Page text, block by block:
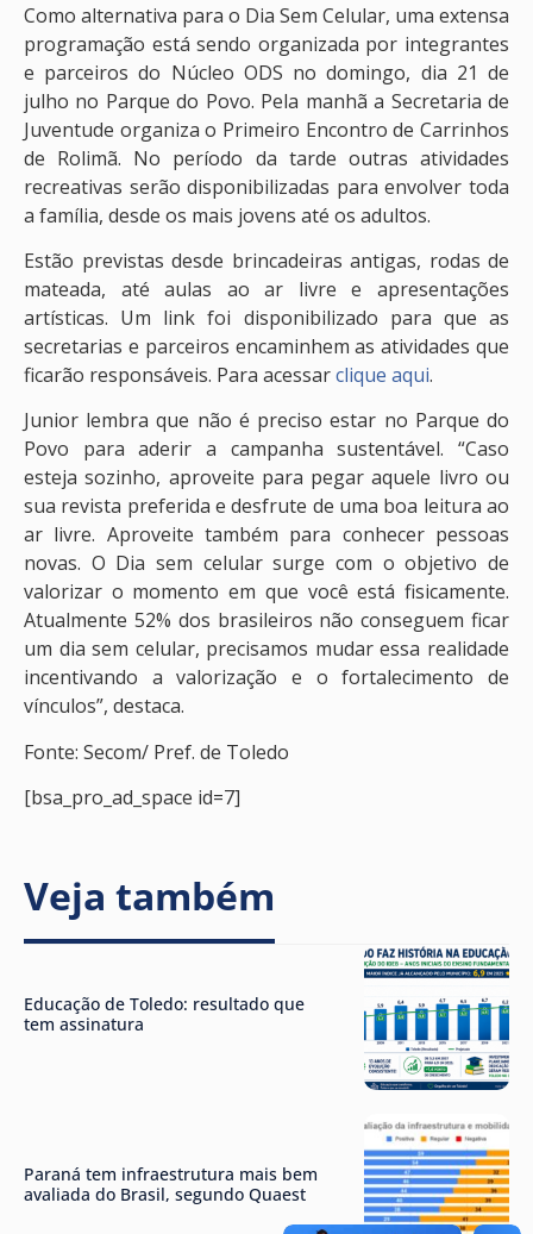
Como alternativa para o Dia Sem Celular, uma extensa
programação está sendo organizada por integrantes
e parceiros do Núcleo ODS no domingo, dia 21 de
julho no Parque do Povo. Pela manhã a Secretaria de
Juventude organiza o Primeiro Encontro de Carrinhos
de Rolimã. No período da tarde outras atividades
recreativas serão disponibilizadas para envolver toda
a família, desde os mais jovens até os adultos.
Estão previstas desde brincadeiras antigas, rodas de
mateada, até aulas ao ar livre e apresentações
artísticas. Um link foi disponibilizado para que as
secretarias e parceiros encaminhem as atividades que
ficarão responsáveis. Para acessarclique aqui.
Junior lembra que não é preciso estar no Parque do
Povo para aderir a campanha sustentável. “Caso
esteja sozinho, aproveite para pegar aquele livro ou
sua revista preferida e desfrute de uma boa leitura ao
ar livre. Aproveite também para conhecer pessoas
novas. O Dia sem celular surge com o objetivo de
valorizar o momento em que você está fisicamente.
Atualmente 52% dos brasileiros não conseguem ficar
um dia sem celular, precisamos mudar essa realidade
incentivando a valorização e o fortalecimento de
vínculos”, destaca.
Fonte: Secom/ Pref. de Toledo
[bsa_pro_ad_space id=7]
Veja também
Educação de Toledo: resultado que
tem assinatura
Paraná tem infraestrutura mais bem
avaliada do Brasil, segundo Quaest